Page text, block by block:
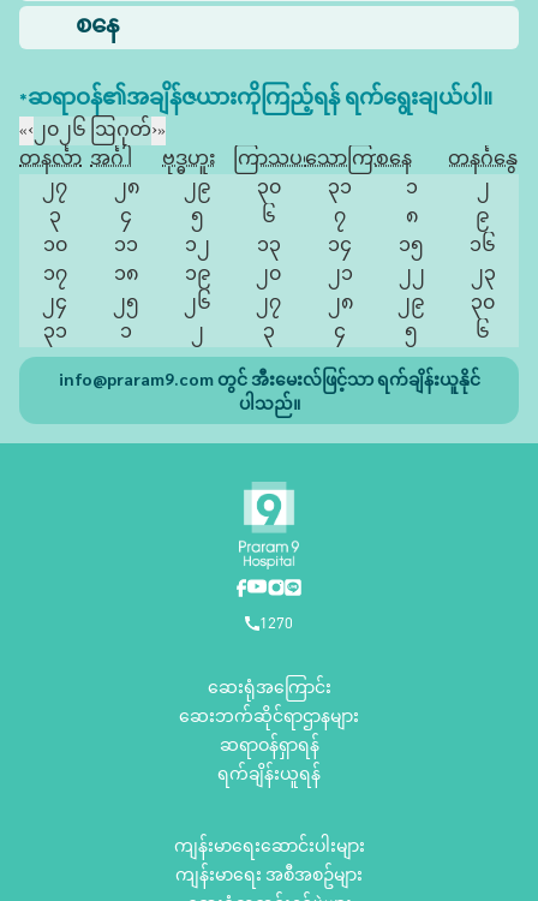
စနေ
*ဆရာဝန်၏အချိန်ဇယားကိုကြည့်ရန် ရက်ရွေးချယ်ပါ။
«‹ ၂၀၂၆ ဩဂုတ်›»
တနင်္လာ အင်္ဂါ ဗုဒ္ဓဟူး ကြာသပတေးသောကြာစနေ
တနင်္ဂနွေ
၂၇
၂၈ ၂၉ ၃၀ ၃၁ ၁
၂
၃
၄ ၅ ၆ ၇ ၈
၉
၁၀
၁၁ ၁၂ ၁၃ ၁၄ ၁၅
၁၆
၁၇
၁၈ ၁၉ ၂၀ ၂၁ ၂၂
၂၃
၂၄
၂၅ ၂၆ ၂၇ ၂၈ ၂၉
၃၀
၃၁
၁ ၂ ၃ ၄ ၅ ၆
info@praram9.comတွင် အီးမေးလ်ဖြင့်သာ ရက်ချိန်းယူနိုင်
ပါသည်။
1270
ဆေးရုံအကြောင်း
ဆေးဘက်ဆိုင်ရာဌာနများ
ဆရာဝန်ရှာရန်
ရက်ချိန်းယူရန်
ကျန်းမာရေးဆောင်းပါးများ
ကျန်းမာရေး အစီအစဥ်များ